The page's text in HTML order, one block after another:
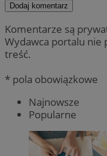
Dodaj komentarz
Komentarze są
Wydawca portalu nie
treść.
* pola obowiązkowe
Najnowsze
Popularne